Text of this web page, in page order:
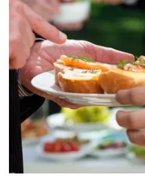
KONTAKT
ÜBER UNS
MEIN KONTO